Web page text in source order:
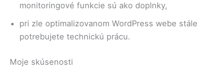
monitoringové funkcie sú ako doplnky,
pri zle optimalizovanom WordPress webe stále
potrebujete technickú prácu.
Moje skúsenosti